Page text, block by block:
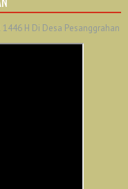
H Di Desa Pesanggrahan